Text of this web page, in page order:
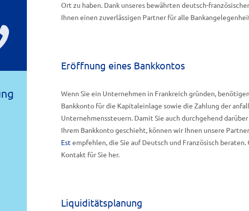
Ort zu haben. Dank unseres bewährten deutsch-
Ihnen einen zuverlässigen Partner für alle
Eröffnung eines Bankkontos
Wenn Sie ein Unternehmen in Frankreich gründen,
Bankkonto für die Kapitaleinlage sowie die Zahlung der
Unternehmenssteuern. Damit Sie auch durchgehend
Ihrem Bankkonto geschieht, können wir Ihnen unsere
Estempfehlen, die Sie auf Deutsch und Französisch
Kontakt für Sie her.
Liquiditätsplanung